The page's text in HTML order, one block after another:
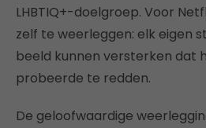
LHBTIQ+-doelgroep. Voor
zelf te weerleggen: elk eigen
beeld kunnen versterken dat
probeerde te redden.
De geloofwaardige